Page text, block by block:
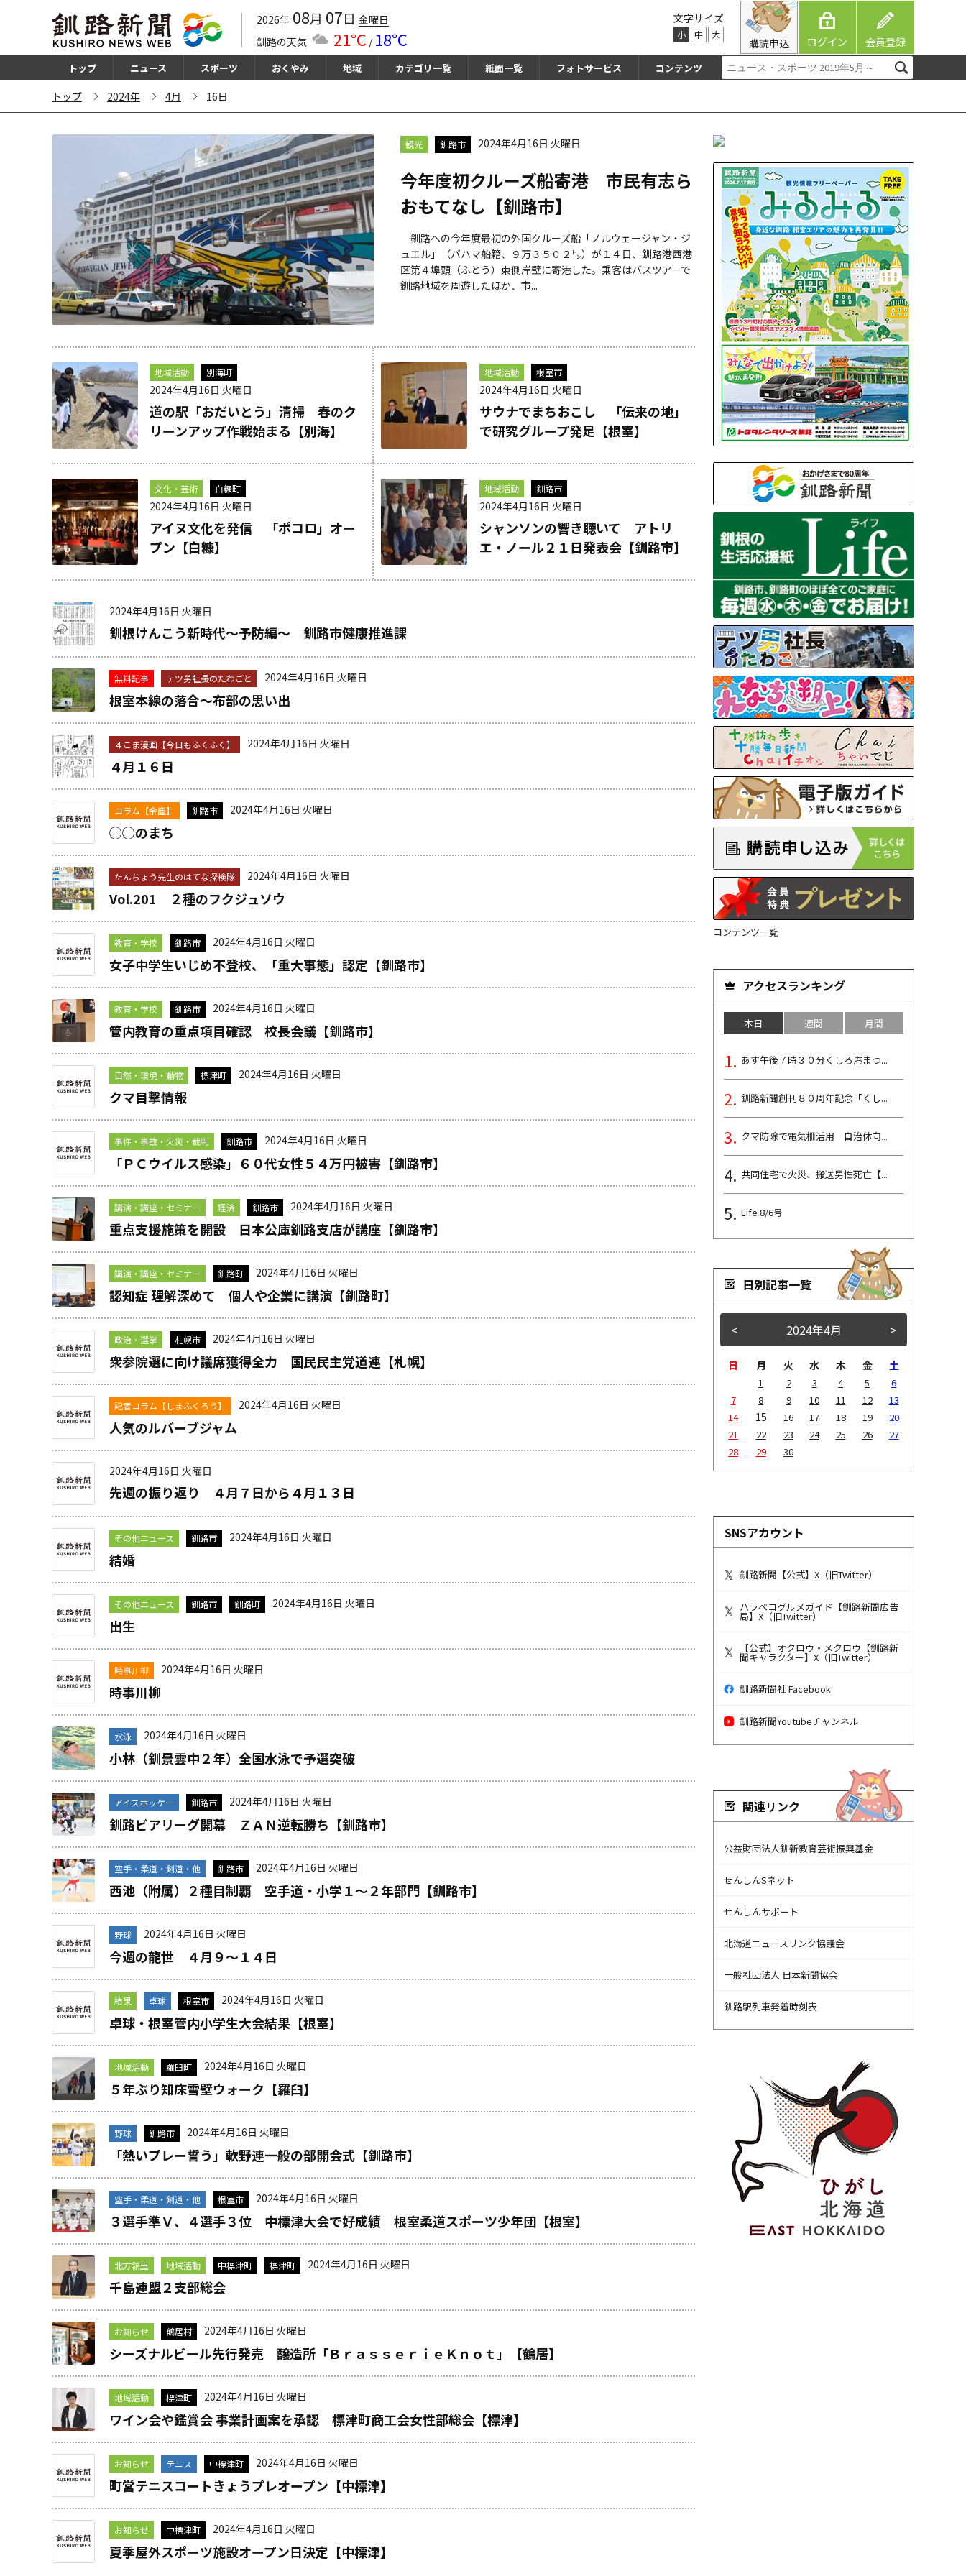
2026年 08月 07日 金曜日
釧路の天気
21℃ / 18℃
文字サイズ
小 中 大
購読申込 ログイン 会員登録
トップ ニュース スポーツ おくやみ 地域 カテゴリ一覧 紙面一覧 フォトサービス コンテンツ
トップ 2024年 4月 16日
観光 釧路市 2024年4月16日 火曜日
今年度初クルーズ船寄港 市民有志ら
おもてなし【釧路市】
釧路への今年度最初の外国クルーズ船「ノルウェージャン・ジ
ュエル」（バハマ船籍、９万３５０２㌧）が１４日、釧路港西港
区第４埠頭（ふとう）東側岸壁に寄港した。乗客はバスツアーで
釧路地域を周遊したほか、市...
地域活動 別海町
2024年4月16日 火曜日
道の駅「おだいとう」清掃 春のク
リーンアップ作戦始まる【別海】
地域活動 根室市
2024年4月16日 火曜日
サウナでまちおこし 「伝来の地」
で研究グループ発足【根室】
文化・芸術 白糠町
2024年4月16日 火曜日
アイヌ文化を発信 「ポコロ」オー
プン【白糠】
地域活動 釧路市
2024年4月16日 火曜日
シャンソンの響き聴いて アトリ
エ・ノール２１日発表会【釧路市】
2024年4月16日 火曜日
釧根けんこう新時代～予防編～ 釧路市健康推進課
無料記事 テツ男社長のたわごと 2024年4月16日 火曜日
根室本線の落合～布部の思い出
４こま漫画【今日もふくふく】 2024年4月16日 火曜日
４月１６日
コラム【余塵】 釧路市 2024年4月16日 火曜日
◯◯のまち
たんちょう先生のはてな探検隊 2024年4月16日 火曜日
Vol.201 ２種のフクジュソウ
教育・学校 釧路市 2024年4月16日 火曜日
女子中学生いじめ不登校、「重大事態」認定【釧路市】
教育・学校 釧路市 2024年4月16日 火曜日
管内教育の重点項目確認 校長会議【釧路市】
自然・環境・動物 標津町 2024年4月16日 火曜日
クマ目撃情報
事件・事故・火災・裁判 釧路市 2024年4月16日 火曜日
「ＰＣウイルス感染」６０代女性５４万円被害【釧路市】
講演・講座・セミナー 経済 釧路市 2024年4月16日 火曜日
重点支援施策を開設 日本公庫釧路支店が講座【釧路市】
講演・講座・セミナー 釧路町 2024年4月16日 火曜日
認知症 理解深めて 個人や企業に講演【釧路町】
政治・選挙 札幌市 2024年4月16日 火曜日
衆参院選に向け議席獲得全力 国民民主党道連【札幌】
記者コラム【しまふくろう】 2024年4月16日 火曜日
人気のルバーブジャム
2024年4月16日 火曜日
先週の振り返り ４月７日から４月１３日
その他ニュース 釧路市 2024年4月16日 火曜日
結婚
その他ニュース 釧路市 釧路町 2024年4月16日 火曜日
出生
時事川柳 2024年4月16日 火曜日
時事川柳
水泳 2024年4月16日 火曜日
小林（釧景雲中２年）全国水泳で予選突破
アイスホッケー 釧路市 2024年4月16日 火曜日
釧路ビアリーグ開幕 ＺＡＮ逆転勝ち【釧路市】
空手・柔道・剣道・他 釧路市 2024年4月16日 火曜日
西池（附属）２種目制覇 空手道・小学１～２年部門【釧路市】
野球 2024年4月16日 火曜日
今週の龍世 ４月９～１４日
結果 卓球 根室市 2024年4月16日 火曜日
卓球・根室管内小学生大会結果【根室】
地域活動 羅臼町 2024年4月16日 火曜日
５年ぶり知床雪壁ウォーク【羅臼】
野球 釧路市 2024年4月16日 火曜日
「熱いプレー誓う」軟野連一般の部開会式【釧路市】
空手・柔道・剣道・他 根室市 2024年4月16日 火曜日
３選手準Ｖ、４選手３位 中標津大会で好成績 根室柔道スポーツ少年団【根室】
北方領土 地域活動 中標津町 標津町 2024年4月16日 火曜日
千島連盟２支部総会
お知らせ 鶴居村 2024年4月16日 火曜日
シーズナルビール先行発売 醸造所「ＢｒａｓｓｅｒｉｅＫｎｏｔ」【鶴居】
地域活動 標津町 2024年4月16日 火曜日
ワイン会や鑑賞会 事業計画案を承認 標津町商工会女性部総会【標津】
お知らせ テニス 中標津町 2024年4月16日 火曜日
町営テニスコートきょうプレオープン【中標津】
お知らせ 中標津町 2024年4月16日 火曜日
夏季屋外スポーツ施設オープン日決定【中標津】
コンテンツ一覧
アクセスランキング
本日 週間 月間
あす午後７時３０分くしろ港まつ...
釧路新聞創刊８０周年記念「くし...
クマ防除で電気柵活用 自治体向...
共同住宅で火災、搬送男性死亡【...
Life 8/6号
日別記事一覧
< >
2024年4月
日 月 火 水 木 金 土
1 2 3 4 5
6
7
8 9 10 11 12
13
14
15 16 17 18 19
20
21
22 23 24 25 26
27
28
29 30
SNSアカウント
釧路新聞【公式】X（旧Twitter）
ハラペコグルメガイド【釧路新聞広告
局】X（旧Twitter）
【公式】オクロウ・メクロウ【釧路新
聞キャラクター】X（旧Twitter）
釧路新聞社 Facebook
釧路新聞Youtubeチャンネル
関連リンク
公益財団法人釧新教育芸術振興基金
せんしんSネット
せんしんサポート
北海道ニュースリンク協議会
一般社団法人 日本新聞協会
釧路駅列車発着時刻表